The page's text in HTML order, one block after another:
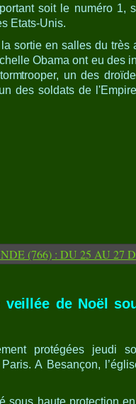
soit le numéro 1,
Etats-Unis.
sortie en salles du très
Obama ont eu des
un des
des soldats de
veillée de Noël
protégées jeudi
A Besançon,
sous haute protection